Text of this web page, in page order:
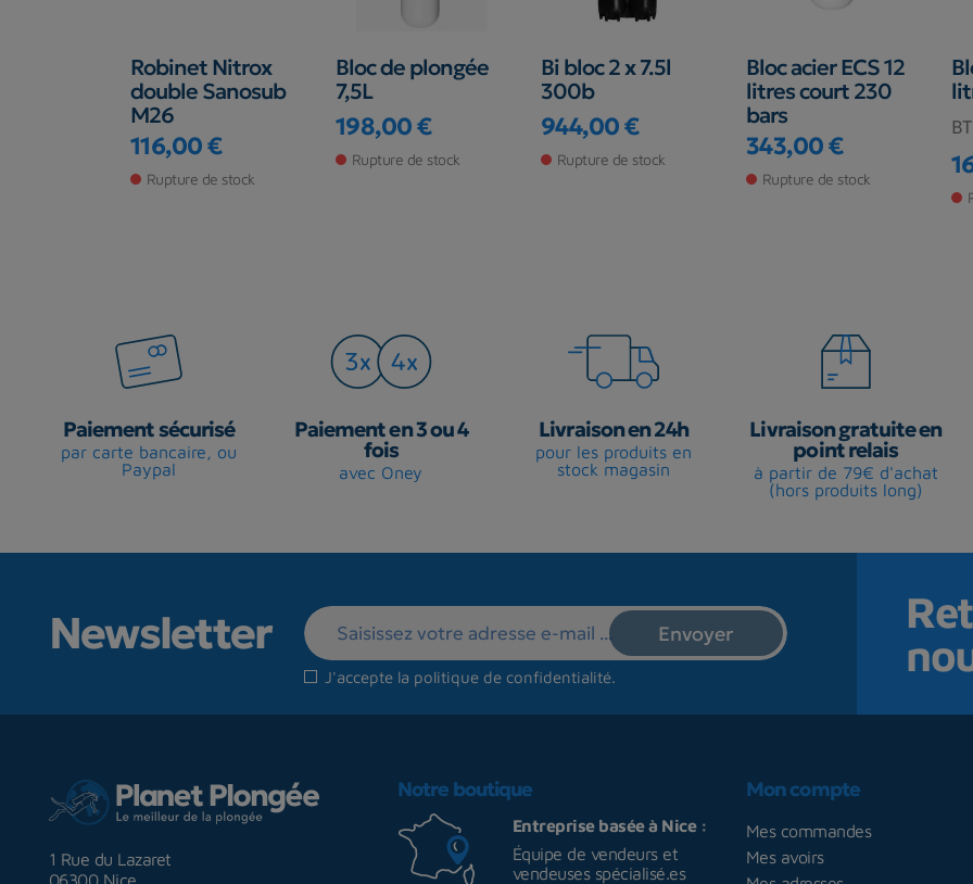
Robinet Nitrox
double Sanosub
M26
Prix
116,00 €
Rupture de stock
Bloc de plongée
7,5L
Prix
198,00 €
Rupture de stock
Bi bloc 2 x 7.5l
300b
Prix
944,00 €
Rupture de stock
Bloc acier ECS 12
litres court 230
bars
Prix
343,00 €
Rupture de stock
Paiement sécurisé
par carte bancaire, ou
Paypal
Paiement en 3 ou 4
fois
avec Oney
Livraison en 24h
pour les produits en
stock magasin
Livraison gratuite en
point relais
à partir de 79€ d'achat
(hors produits long)
Newsletter
J'accepte la politique de confidentialité.
1 Rue du Lazaret
06300 Nice
Notre boutique
Entreprise basée à Nice :
Équipe de vendeurs et
vendeuses spécialisé.es
Mon compte
Mes commandes
Mes avoirs